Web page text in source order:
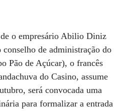
o empresário Abilio Diniz
de administração do
Pão de Açúcar), o francês
do Casino, assume
será convocada uma
para formalizar a entrada